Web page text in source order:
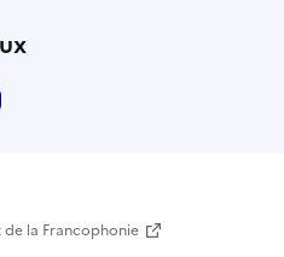
de la Francophonie